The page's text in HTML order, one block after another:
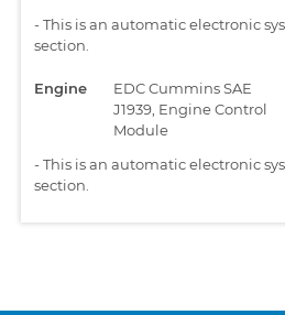
-This is an automatic electronic
section.
Engine
EDC Cummins SAE
J1939, Engine Control
Module
-This is an automatic electronic
section.